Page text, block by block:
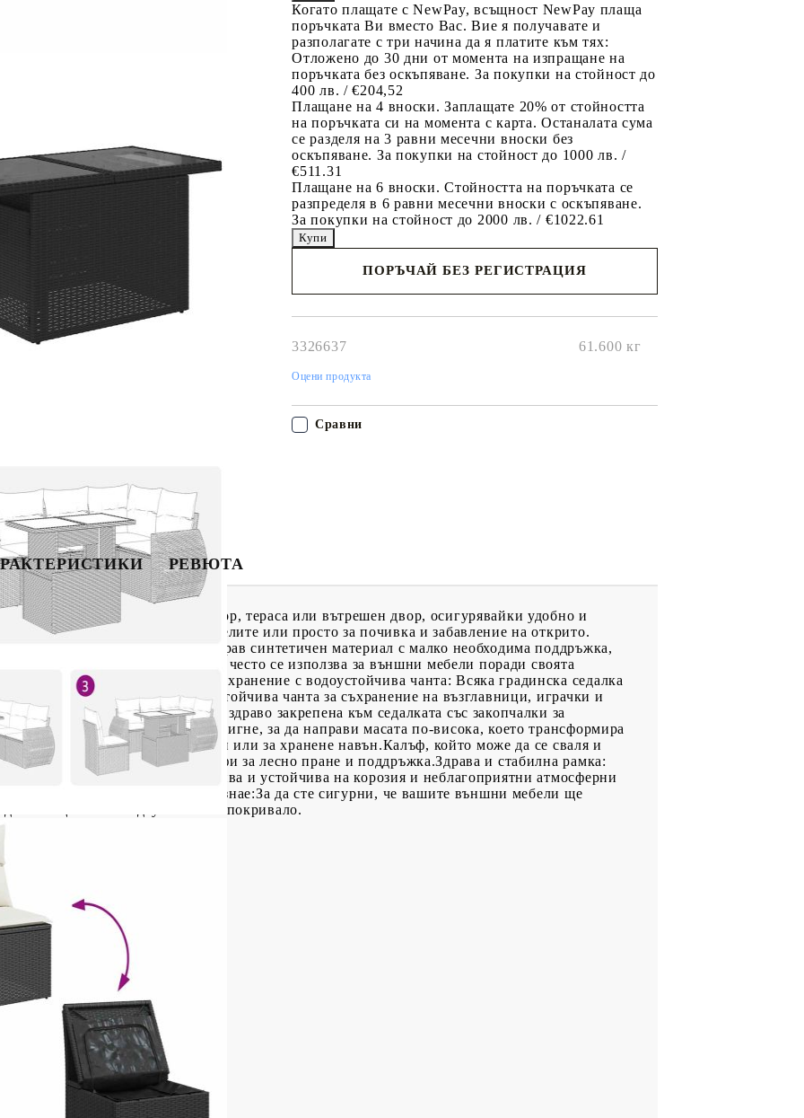
Когато плащате с NewPay, всъщност NewPay плаща
поръчката Ви вместо Вас. Вие я получавате и
разполагате с три начина да я платите към тях:
Отложено до 30 дни от момента на изпращане на
поръчката без оскъпяване. За покупки на стойност до
400 лв. / €204,52
Плащане на 4 вноски. Заплащате 20% от стойността
на поръчката си на момента с карта. Останалата сума
се разделя на 3 равни месечни вноски без
оскъпяване. За покупки на стойност до 1000 лв. /
€511.31
Плащане на 6 вноски. Стойността на поръчката се
разпределя в 6 равни месечни вноски с оскъпяване.
За покупки на стойност до 2000 лв. / €1022.61
ПОРЪЧАЙ БЕЗ РЕГИСТРАЦИЯ
3326637 61.600 кг
Оцени продукта
Сравни
РЕВЮТА
към вашия заден двор, тераса или вътрешен двор, осигурявайки удобно и
със семейството и приятелите или просто за почивка и забавление на открито.
също като полиратан, е здрав синтетичен материал с малко необходима поддръжка,
е лек, лесен за почистване и често се използва за външни мебели поради своята
влияния.Функция за съхранение с водоустойчива чанта: Всяка градинска седалка
седалката, допълнено с водоустойчива чанта за съхранение на възглавници, играчки и
горен капак и може да бъде здраво закрепена към седалката със закопчалки за
плот: Плотът може да се повдигне, за да направи масата по-висока, което трансформира
за хранене. Идеална е за гости или за хранене навън.Калъф, който може да се сваля и
седалки имат подвижни калъфи за лесно пране и поддръжка.Здрава и стабилна рамка:
е здрава, стабилна, издръжлива и устойчива на корозия и неблагоприятни атмосферни
експлоатация. Добре е да се знае:За да сте сигурни, че вашите външни мебели ще
ги защитите с водоустойчиво покривало.
(на седалка): 110 кг
стомана
cм (Ш x Д)